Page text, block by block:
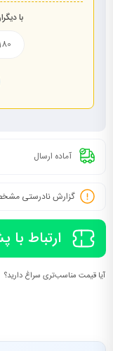
با
آماده ارسال
گزارش نادرستی
ارتباط با
آیا قیمت مناسب‌تری سراغ دارید؟